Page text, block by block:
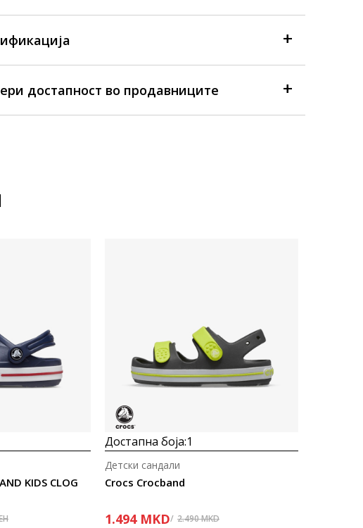
достапност во продавниците
KIDS CLOG
Достапна боја:1
Crocs Crocband
Детски сандали
1.494 MKD 2.490MKD